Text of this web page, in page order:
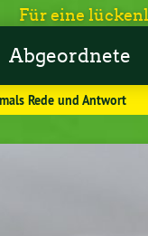
Für eine
Abgeordnete
Rede und Antwort